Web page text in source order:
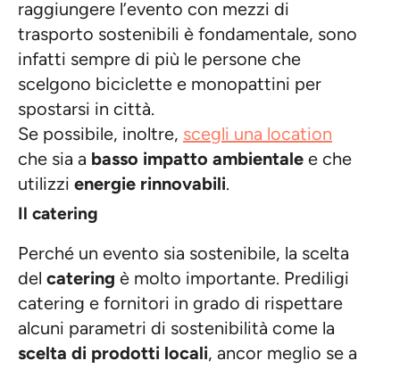
raggiungere l’evento con mezzi di
trasporto sostenibili è fondamentale, sono
infatti sempre di più le persone che
scelgono biciclette e monopattini per
spostarsi in città.
Se possibile, inoltre, scegli una location
che sia a basso impatto ambientale e che
utilizzi energie rinnovabili.
Il catering
Perché un evento sia sostenibile, la scelta
del catering è molto importante. Prediligi
catering e fornitori in grado di rispettare
alcuni parametri di sostenibilità come la
scelta di prodotti locali, ancor meglio se a